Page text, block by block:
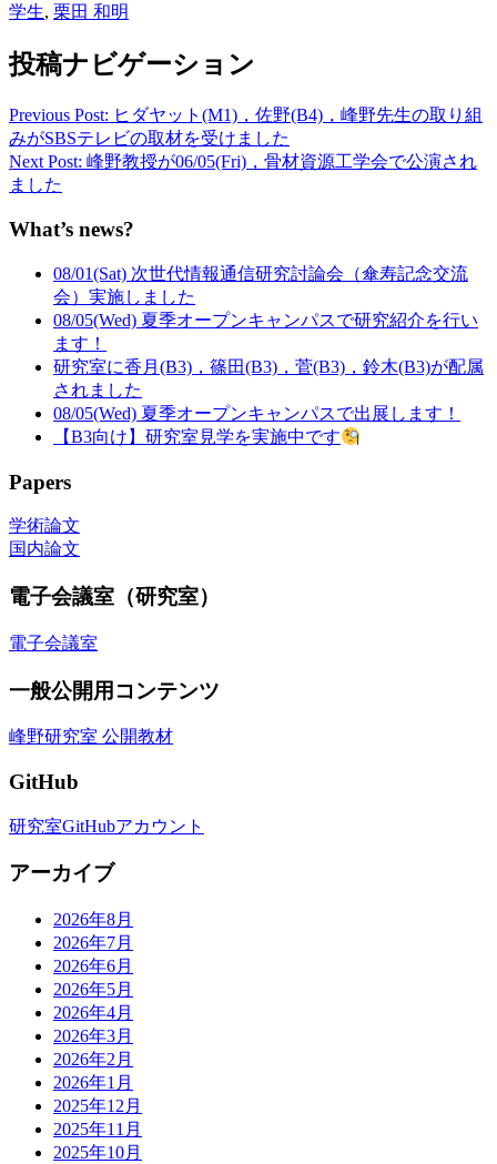
学生, 栗田 和明
投稿ナビゲーション
Previous Post: ヒダヤット(M1)，佐野(B4)，峰野先生の取り組
みがSBSテレビの取材を受けました
Next Post: 峰野教授が06/05(Fri)，骨材資源工学会で公演され
ました
What’s news?
08/01(Sat) 次世代情報通信研究討論会（傘寿記念交流
会）実施しました
08/05(Wed) 夏季オープンキャンパスで研究紹介を行い
ます！
研究室に香月(B3)，篠田(B3)，菅(B3)，鈴木(B3)が配属
されました
08/05(Wed) 夏季オープンキャンパスで出展します！
【B3向け】研究室見学を実施中です
Papers
学術論文
国内論文
電子会議室（研究室）
電子会議室
一般公開用コンテンツ
峰野研究室 公開教材
GitHub
研究室GitHubアカウント
アーカイブ
2026年8月
2026年7月
2026年6月
2026年5月
2026年4月
2026年3月
2026年2月
2026年1月
2025年12月
2025年11月
2025年10月